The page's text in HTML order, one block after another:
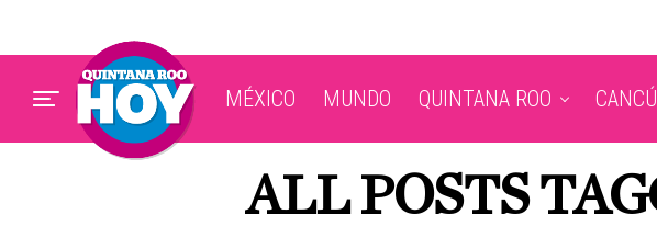
MÉXICO MUNDO QUINTANA ROO
ALL POSTS